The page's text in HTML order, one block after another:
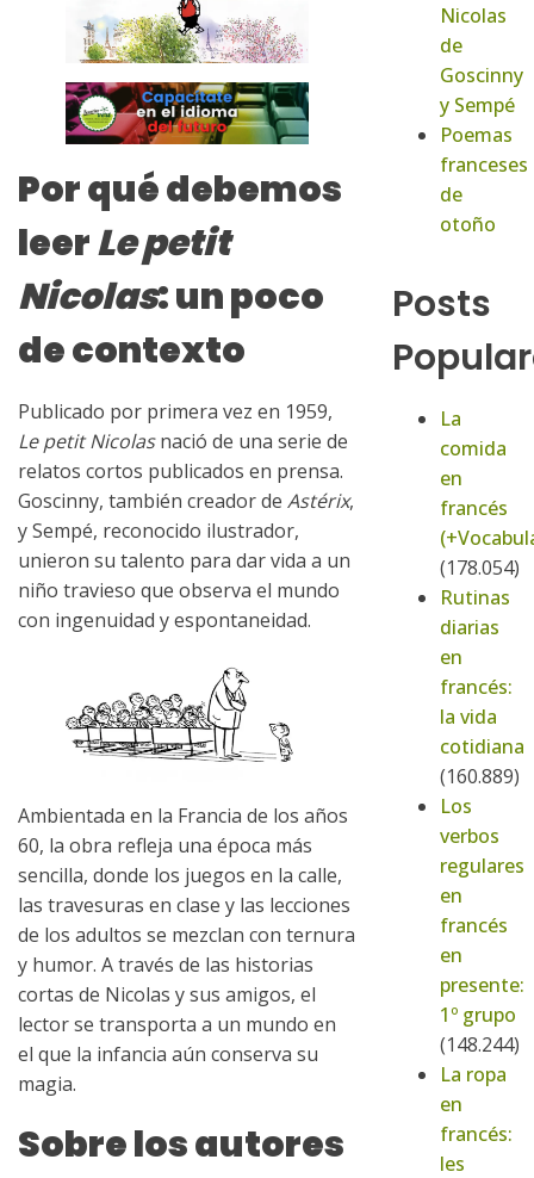
Por qué debemos
leerLe petit
Nicolas: un poco
de contexto
Publicado por primera vez en 1959,
Le petit Nicolasnació de una serie de
relatos cortos publicados en prensa.
Goscinny, también creador de Astérix,
y Sempé, reconocido ilustrador,
unieron su talento para dar vida a un
niño travieso que observa el mundo
con ingenuidad y espontaneidad.
Ambientada en la Francia de los años
60, la obra refleja una época más
sencilla, donde los juegos en la calle,
las travesuras en clase y las lecciones
de los adultos se mezclan con ternura
y humor. A través de las historias
cortas de Nicolas y sus amigos, el
lector se transporta a un mundo en
el que la infancia aún conserva su
magia.
Sobre los autores
Nicolas
de
Goscinny
y Sempé
Poemas
franceses
de
otoño
Posts
La
comida
en
francés
(178.054)
Rutinas
diarias
en
francés:
la vida
cotidiana
(160.889)
Los
verbos
regulares
en
francés
en
presente:
1º grupo
(148.244)
La ropa
en
francés:
les